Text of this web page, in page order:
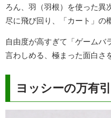
ろん、羽（羽根）を使った異
尽に飛び回り、「カート」の
自由度が高すぎて「ゲームバ
言わしめる、極まった面白さ
ヨッシーの万有